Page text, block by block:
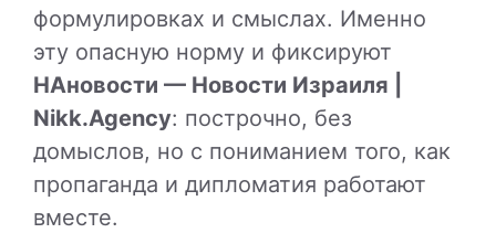
формулировках и смыслах. Именно
эту опасную норму и фиксируют
НАновости — Новости Израиля |
Nikk.Agency: построчно, без
домыслов, но с пониманием того, как
пропаганда и дипломатия работают
вместе.